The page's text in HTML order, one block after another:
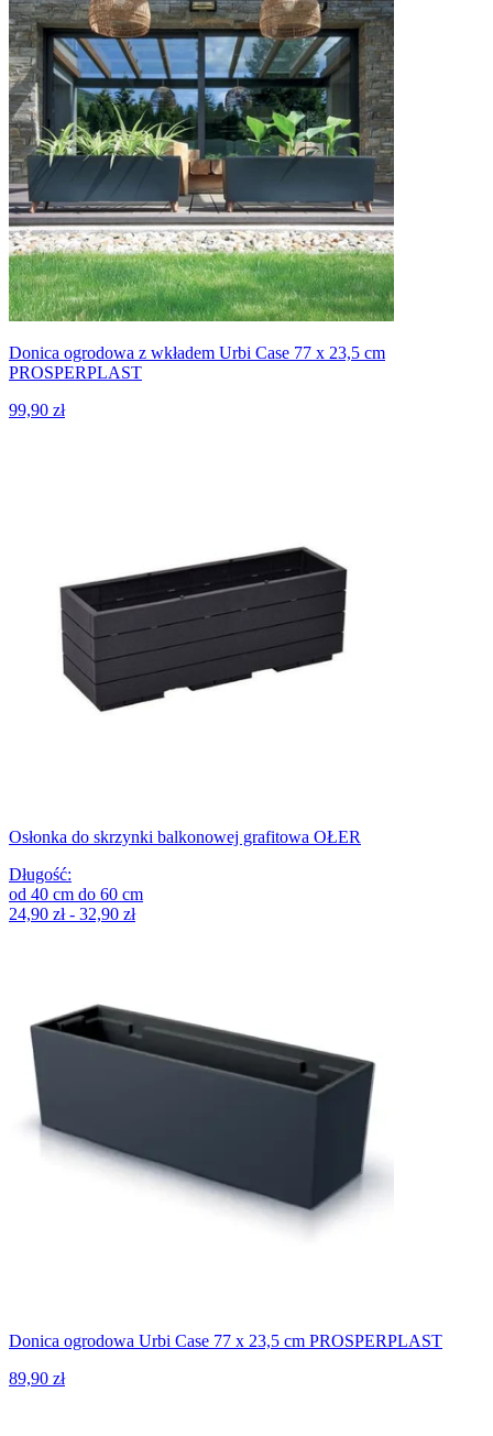
Donica ogrodowa z wkładem Urbi Case 77 x 23,5 cm
PROSPERPLAST
99,90 zł
Osłonka do skrzynki balkonowej grafitowa OŁER
Długość:
od 40 cm do 60 cm
24,90 zł - 32,90 zł
Donica ogrodowa Urbi Case 77 x 23,5 cm PROSPERPLAST
89,90 zł